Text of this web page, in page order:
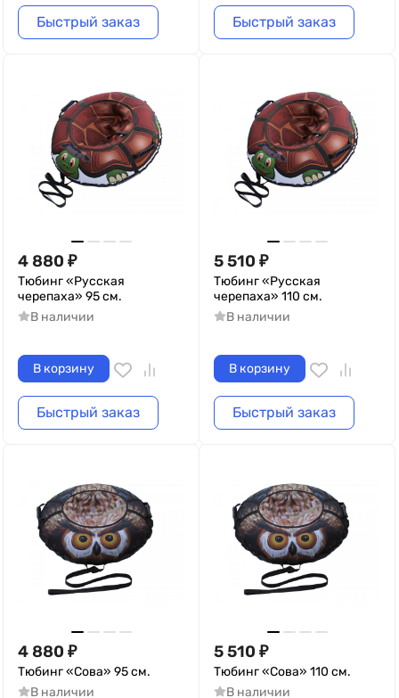
Быстрый заказ Быстрый заказ
4 880 ₽
Тюбинг «Русская
черепаха» 95 см.
В наличии
В корзину
Быстрый заказ
5 510 ₽
Тюбинг «Русская
черепаха» 110 см.
В наличии
В корзину
Быстрый заказ
4 880 ₽
Тюбинг «Сова» 95 см.
В наличии
5 510 ₽
Тюбинг «Сова» 110 см.
В наличии